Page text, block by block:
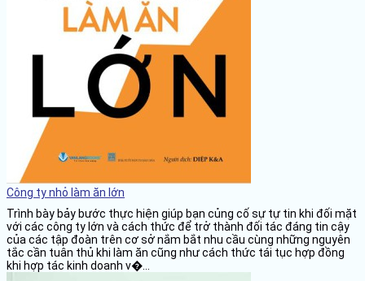
Công ty nhỏ làm ăn lớn
Trình bày bảy bước thực hiện giúp bạn củng cố sự tự tin khi đối mặt
với các công ty lớn và cách thức để trở thành đối tác đáng tin cậy
của các tập đoàn trên cơ sở nắm bắt nhu cầu cùng những nguyên
tắc cần tuân thủ khi làm ăn cũng như cách thức tái tục hợp đồng
khi hợp tác kinh doanh v�...